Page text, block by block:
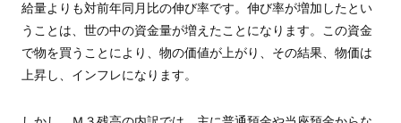
給量よりも対前年同月比の伸び率です。伸び率が増加したとい
うことは、世の中の資金量が増えたことになります。この資金
で物を買うことにより、物の価値が上がり、その結果、物価は
上昇し、インフレになります。